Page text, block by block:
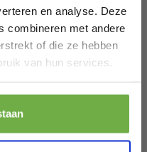
en analyse. Deze
combineren met andere
of die ze hebben
van hun services.
je jarig bent